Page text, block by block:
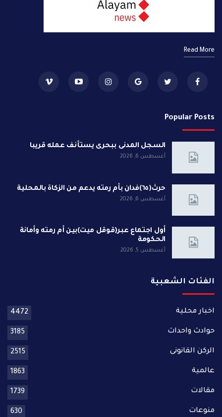
Read More
Popular Posts
السجل المدنى ببحرى يستأنف عمله قريبا
أغسطس 6, 2026
حرث(٦٥)فدان بأم رمته يدعم من الزكاة بالمحلية
أغسطس 6, 2026
أول اجتماع عبر(قوقل ميت)بين أم رمته وأمانة
الحكومة
أغسطس 5, 2026
الفئات الشعبية
اخبار محلية 4472
حوادث واحداث 3185
الركن القانونى 2515
عالمية 1863
مقالات 1739
منوعات 630